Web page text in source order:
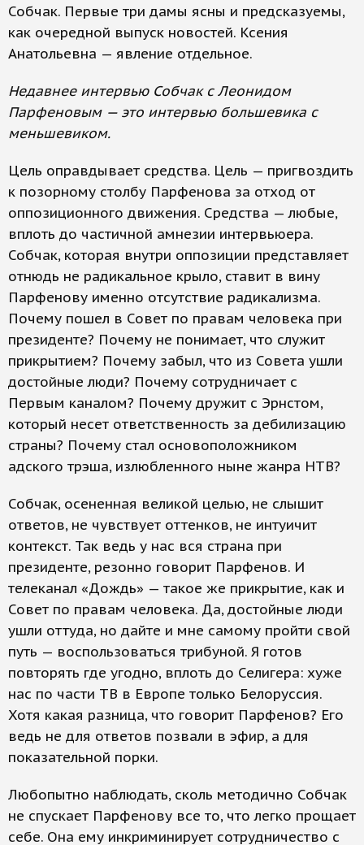
Собчак. Первые три дамы ясны и предсказуемы,
как очередной выпуск новостей. Ксения
Анатольевна — явление отдельное.
Недавнее интервью Собчак с Леонидом
Парфеновым — это интервью большевика с
меньшевиком.
Цель оправдывает средства. Цель — пригвоздить
к позорному столбу Парфенова за отход от
оппозиционного движения. Средства — любые,
вплоть до частичной амнезии интервьюера.
Собчак, которая внутри оппозиции представляет
отнюдь не радикальное крыло, ставит в вину
Парфенову именно отсутствие радикализма.
Почему пошел в Совет по правам человека при
президенте? Почему не понимает, что служит
прикрытием? Почему забыл, что из Совета ушли
достойные люди? Почему сотрудничает с
Первым каналом? Почему дружит с Эрнстом,
который несет ответственность за дебилизацию
страны? Почему стал основоположником
адского трэша, излюбленного ныне жанра НТВ?
Собчак, осененная великой целью, не слышит
ответов, не чувствует оттенков, не интуичит
контекст. Так ведь у нас вся страна при
президенте, резонно говорит Парфенов. И
телеканал «Дождь» — такое же прикрытие, как и
Совет по правам человека. Да, достойные люди
ушли оттуда, но дайте и мне самому пройти свой
путь — воспользоваться трибуной. Я готов
повторять где угодно, вплоть до Селигера: хуже
нас по части ТВ в Европе только Белоруссия.
Хотя какая разница, что говорит Парфенов? Его
ведь не для ответов позвали в эфир, а для
показательной порки.
Любопытно наблюдать, сколь методично Собчак
не спускает Парфенову все то, что легко прощает
себе. Она ему инкриминирует сотрудничество с